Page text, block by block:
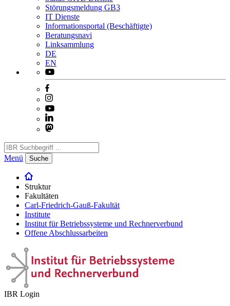
Störungsmeldung GB3
IT Dienste
Informationsportal (Beschäftigte)
Beratungsnavi
Linksammlung
DE
EN
Menü Suche
Struktur
Fakultäten
Carl-Friedrich-Gauß-Fakultät
Institute
Institut für Betriebssysteme und Rechnerverbund
Offene Abschlussarbeiten
IBR Login